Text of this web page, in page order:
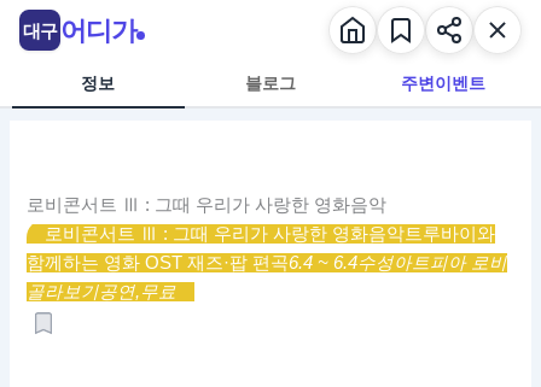
정보 블로그 주변이벤트
로비콘서트 Ⅲ : 그때 우리가 사랑한 영화음악
로비콘서트 Ⅲ : 그때 우리가 사랑한 영화음악트루바이와
함께하는 영화 OST 재즈·팝 편곡6.4 ~ 6.4수성아트피아 로비
골라보기공연,무료
대구 어디가